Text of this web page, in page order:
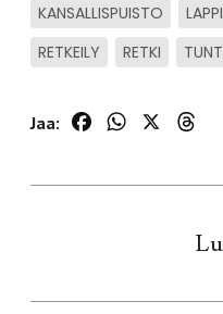
KANSALLISPUISTO LAPPI
RETKEILY
RETKI
Jaa: FacebookWhatsApp